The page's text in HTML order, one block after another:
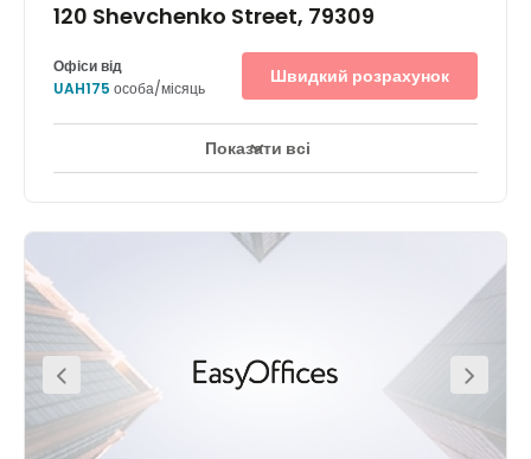
120 Shevchenko Street, 79309
Місто / центр міста
частиною динамічної спільноти підприємців із різноманітних
галузей. Потрібно зібрати клієнтів і колег в одному місці? Це
міжнародний аеропорт Львова, розташований лише в кількох
хвилинах їзди.Запрошуйте відвідувачів до свого офісу,
виконаного в стилі складу: відкрита цегляна кладка, амбарне
дерево й індустріальні вікна від підлоги до стелі вразять
гостей своєю красою. А під час обідньої перерви підкріпіться
в одному з численних ресторанів, відвідайте тренажерну
залу, завітайте до картинної галереї або прогуляйтеся
парковою зоною — усе це є на території бізнес-парку.
Офіси від
UAH175 особа/місяць
Швидкий розрахунок
Показати всі